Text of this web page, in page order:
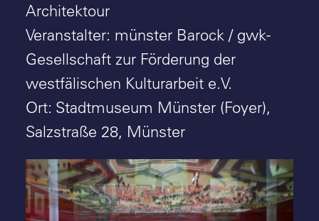
Kontakt
Suche
Architektour
Veranstalter: münster Barock / gwk-
Gesellschaft zur Förderung der
westfälischen Kulturarbeit e.V.
Ort: Stadtmuseum Münster (Foyer),
Salzstraße 28, Münster